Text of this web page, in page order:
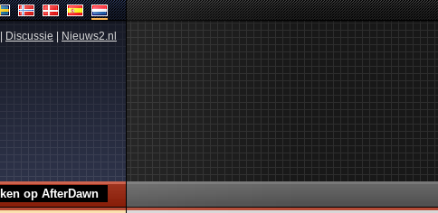
Discussie Nieuws2.nl